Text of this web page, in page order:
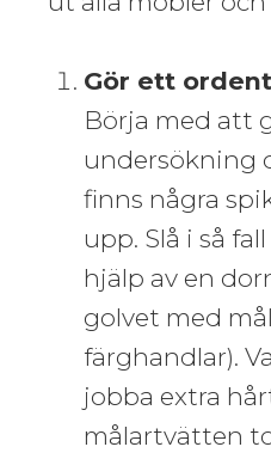
Gör ett
Börja med att
undersökning
finns några
upp. Slå i så
hjälp av en
golvet med
färghandlar).
jobba extra
målartvätten